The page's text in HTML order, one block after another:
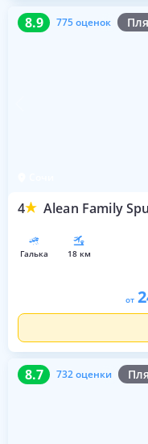
8.9 775 оценок
4 Alean Family
8.9 775 оценок
галька 18 км
от
8.7 732 оценки
8.7 732 оценки